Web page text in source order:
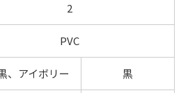
2
PVC
、アイボリー 黒